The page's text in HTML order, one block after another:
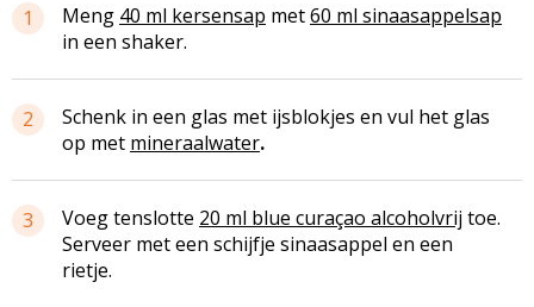
1 Meng 40 ml kersensap met60 ml sinaasappelsap
in een shaker.
2
Schenk in een glas met ijsblokjes en vul het glas
op met mineraalwater.
3 Voeg tenslotte 20 ml blue curaçao alcoholvrij toe.
Serveer met een schijfje sinaasappel en een
rietje.